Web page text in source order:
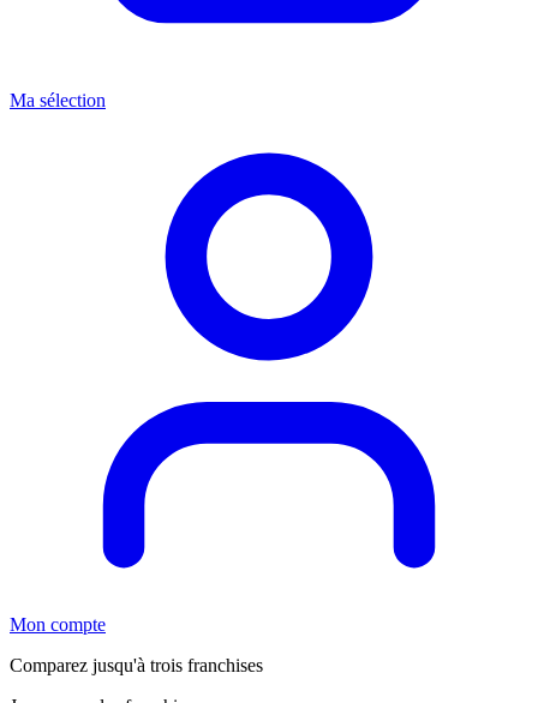
Ma sélection
Mon compte
Comparez jusqu'à trois franchises